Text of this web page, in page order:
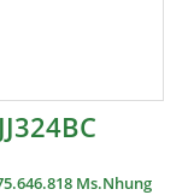
Ms.Nhung